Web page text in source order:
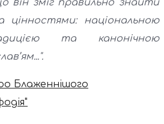
він зміг правильно знайти
цінностями: національною
та канонічною
Блаженнішого